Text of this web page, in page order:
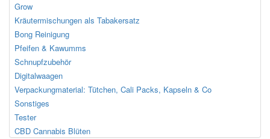
Grow
Kräutermischungen als Tabakersatz
Bong Reinigung
Pfeifen & Kawumms
Schnupfzubehör
Digitalwaagen
Verpackungmaterial: Tütchen, Cali Packs, Kapseln & Co
Sonstiges
Tester
CBD Cannabis Blüten